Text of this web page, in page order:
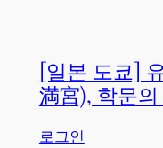
[일본 도쿄]
満宮), 학문
로그인